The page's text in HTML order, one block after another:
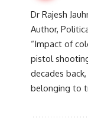
Dr Rajesh
Author,
“Impact of
pistol
decades
belonging to